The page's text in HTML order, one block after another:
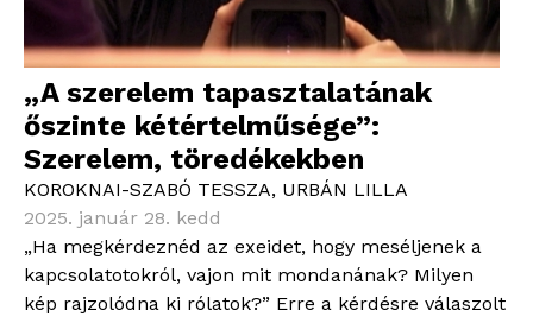
„A szerelem tapasztalatának
őszinte kétértelműsége”:
Szerelem, töredékekben
KOROKNAI-SZABÓ TESSZA, URBÁN LILLA
2025. január 28. kedd
„Ha megkérdeznéd az exeidet, hogy meséljenek a
kapcsolatotokról, vajon mit mondanának? Milyen
kép rajzolódna ki rólatok?” Erre a kérdésre válaszolt